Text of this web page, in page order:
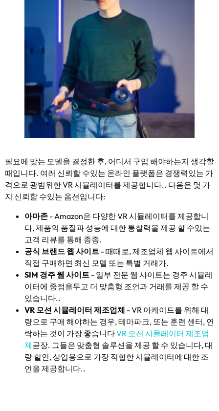
필요에 맞는 모델을 결정한 후, 어디서 구입 해야하는지 생각할
때입니다. 여러 신뢰할 수있는 온라인 플랫폼은 경쟁력있는 가
격으로 광범위한 VR 시뮬레이터를 제공합니다.. 다음은 몇 가
지 신뢰할 수있는 옵션입니다:
아마존 - Amazon은 다양한 VR 시뮬레이터를 제공합니
다, 제품의 품질과 성능에 대한 통찰력을 제공 할 수있는
고객 리뷰를 통해 종종.
공식 브랜드 웹 사이트 - 때때로, 제조업체 웹 사이트에서
직접 구매하면 최신 모델 또는 특별 거래가.
SIM 경주 웹 사이트 - 일부 전문 웹 사이트는 경주 시뮬레
이터에 중점을두고 더 맞춤형 조언과 거래를 제공 할 수
있습니다..
VR 모션 시뮬레이터 제조업체 - VR 아케이드를 위해 대
량으로 구매 해야하는 경우, 테마파크, 또는 훈련 센터, 연
락하는 것이 가장 좋습니다VR 모션 시뮬레이터 제조업
체곧장. 그들은 맞춤형 솔루션을 제공 할 수 있습니다, 대
량 할인, 상업용으로 가장 적합한 시뮬레이터에 대한 조
언을 제공합니다..